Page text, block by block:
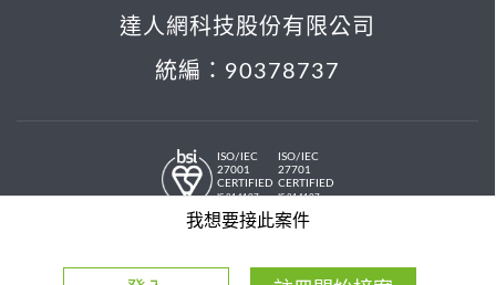
我想要接此案件
達人網科技股份有限公司
統編：90378737
ISO/IEC
27001
CERTIFIED
IS 814197
ISO/IEC
27701
CERTIFIED
IS 814197
© 2026 PRO36O. All rights reserved.